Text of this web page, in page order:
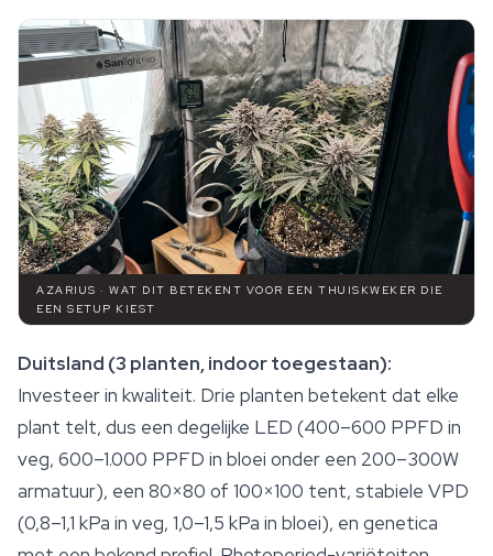
AZARIUS · WAT DIT BETEKENT VOOR EEN THUISKWEKER DIE
EEN SETUP KIEST
Duitsland (3 planten, indoor toegestaan):
Investeer in kwaliteit. Drie planten betekent dat elke
plant telt, dus een degelijke LED (400–600 PPFD in
veg, 600–1.000 PPFD in bloei onder een 200–300W
armatuur), een 80×80 of 100×100 tent, stabiele VPD
(0,8–1,1 kPa in veg, 1,0–1,5 kPa in bloei), en genetica